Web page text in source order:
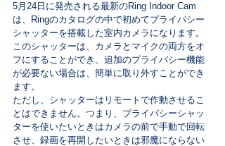
5月24日に発売される最新のRing Indoor Cam
は、Ringのカタログの中で初めてプライバシー
シャッターを搭載した室内カメラになります。
このシャッターは、カメラとマイクの両方をオ
フにすることができ、追加のプライバシー機能
が必要ない場合は、簡単に取り外すことができ
ます。
ただし、シャッターはリモートで作動させるこ
とはできません。つまり、プライバシーシャッ
ターを使いたいときはカメラの前で手動で回転
させ、録画を再開したいときは邪魔にならない